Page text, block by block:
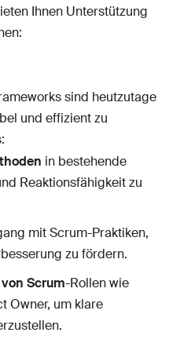
Ihnen Unterstützung
sind heutzutage
und effizient zu
in bestehende
Reaktionsfähigkeit zu
mit Scrum-Praktiken,
zu fördern.
Scrum-Rollen wie
Owner, um klare